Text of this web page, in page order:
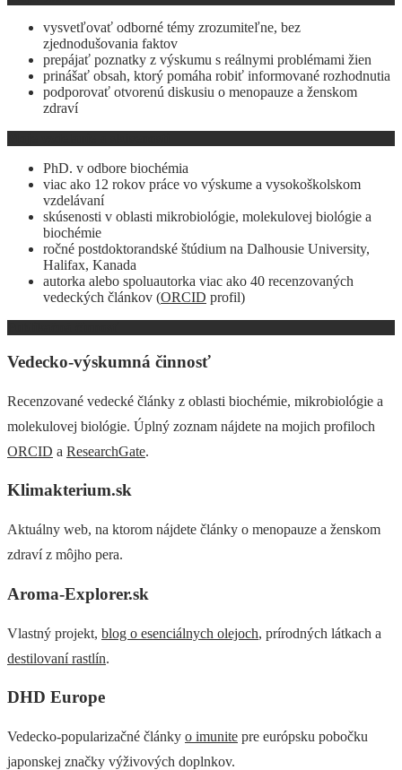
vysvetľovať odborné témy zrozumiteľne, bez
zjednodušovania faktov
prepájať poznatky z výskumu s reálnymi problémami žien
prinášať obsah, ktorý pomáha robiť informované rozhodnutia
podporovať otvorenú diskusiu o menopauze a ženskom
zdraví
PhD. v odbore biochémia
viac ako 12 rokov práce vo výskume a vysokoškolskom
vzdelávaní
skúsenosti v oblasti mikrobiológie, molekulovej biológie a
biochémie
ročné postdoktorandské štúdium na Dalhousie University,
Halifax, Kanada
autorka alebo spoluautorka viac ako 40 recenzovaných
vedeckých článkov (ORCID profil)
Vedecko-výskumná činnosť
Recenzované vedecké články z oblasti biochémie, mikrobiológie a
molekulovej biológie. Úplný zoznam nájdete na mojich profiloch
ORCID a ResearchGate.
Klimakterium.sk
Aktuálny web, na ktorom nájdete články o menopauze a ženskom
zdraví z môjho pera.
Aroma-Explorer.sk
Vlastný projekt, blog o esenciálnych olejoch, prírodných látkach a
destilovaní rastlín.
DHD Europe
Vedecko-popularizačné články o imunite pre európsku pobočku
japonskej značky výživových doplnkov.